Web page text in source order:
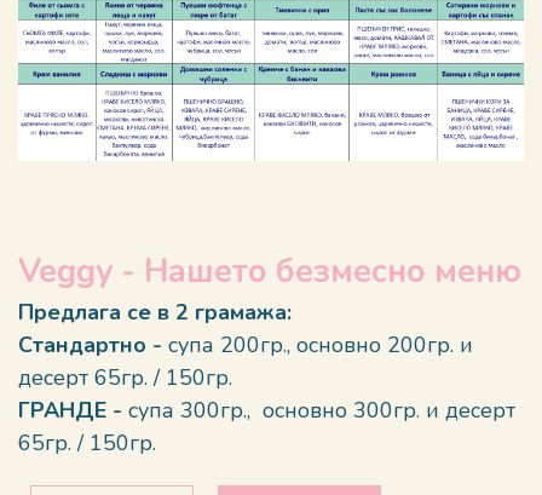
Veggy - Нашето безмесно меню
Предлага се в 2 грамажа:
Стандартно - супа 200гр., основно 200гр. и
десерт 65гр. / 150гр.
ГРАНДЕ - супа 300гр., основно 300гр. и десерт
65гр. / 150гр.